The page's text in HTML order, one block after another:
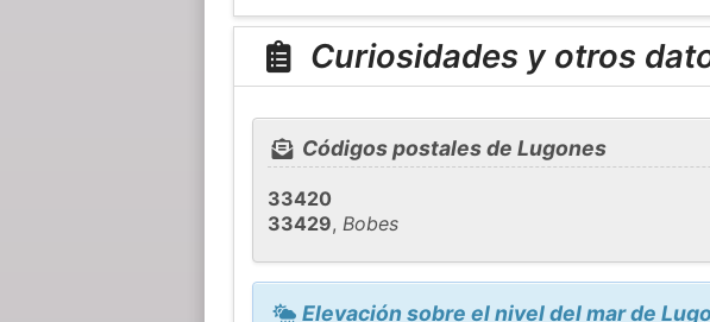
Curiosidades y otros
Códigos postales de Lugones
33420
33429,Bobes
Elevación sobre el nivel del mar de